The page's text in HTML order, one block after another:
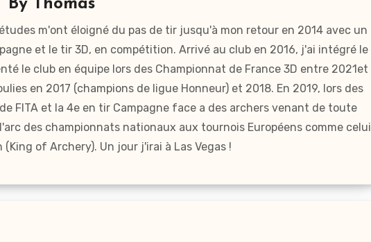
By Thomas
m'ont éloigné du pas de tir jusqu'à mon retour en 2014 avec un
et le tir 3D, en compétition. Arrivé au club en 2016, j'ai intégré le
le club en équipe lors des Championnat de France 3D entre 2021et
en 2017 (champions de ligue Honneur) et 2018. En 2019, lors des
FITA et la 4e en tir Campagne face a des archers venant de toute
des championnats nationaux aux tournois Européens comme celui
(King of Archery). Un jour j'irai à Las Vegas !